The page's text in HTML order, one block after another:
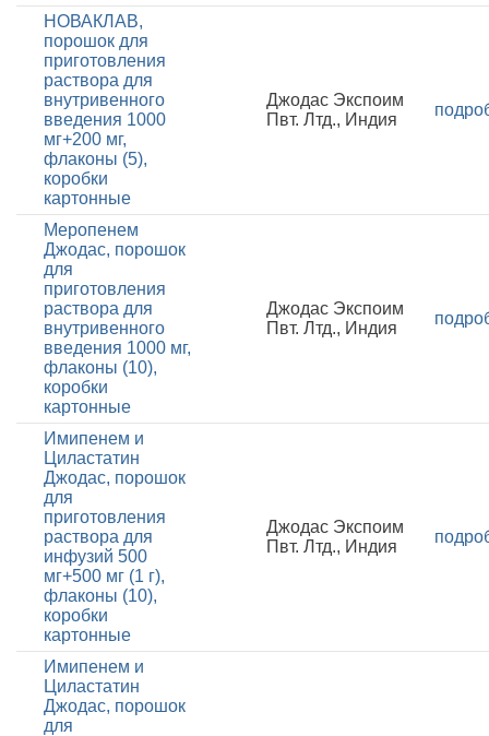
НОВАКЛАВ,
порошок для
приготовления
раствора для
внутривенного
введения 1000
мг+200 мг,
флаконы (5),
коробки
картонные
Джодас Экспоим
Пвт. Лтд., Индия
Меропенем
Джодас, порошок
для
приготовления
раствора для
внутривенного
введения 1000 мг,
флаконы (10),
коробки
картонные
Джодас Экспоим
Пвт. Лтд., Индия
Имипенем и
Циластатин
Джодас, порошок
для
приготовления
раствора для
инфузий 500
мг+500 мг (1 г),
флаконы (10),
коробки
картонные
Джодас Экспоим
Пвт. Лтд., Индия
Имипенем и
Циластатин
Джодас, порошок
для